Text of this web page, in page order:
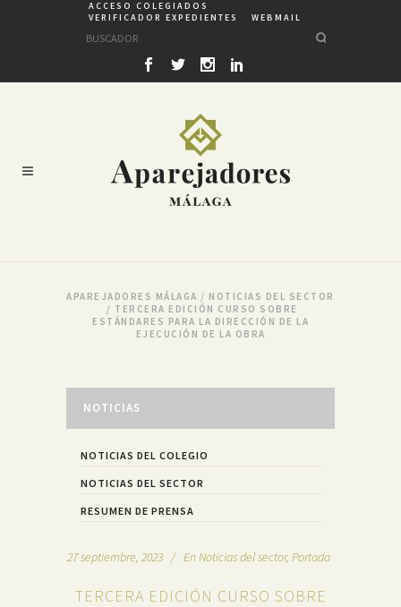
ACCESO COLEGIADOS
VERIFICADOR EXPEDIENTES
WEBMAIL
APAREJADORES MÁLAGA / NOTICIAS DEL SECTOR
/ TERCERA EDICIÓN CURSO SOBRE
ESTÁNDARES PARA LA DIRECCIÓN DE LA
EJECUCIÓN DE LA OBRA
NOTICIAS
NOTICIAS DEL COLEGIO
NOTICIAS DEL SECTOR
RESUMEN DE PRENSA
27 septiembre, 2023 EnNoticias del sector, Portada
TERCERA EDICIÓN CURSO SOBRE